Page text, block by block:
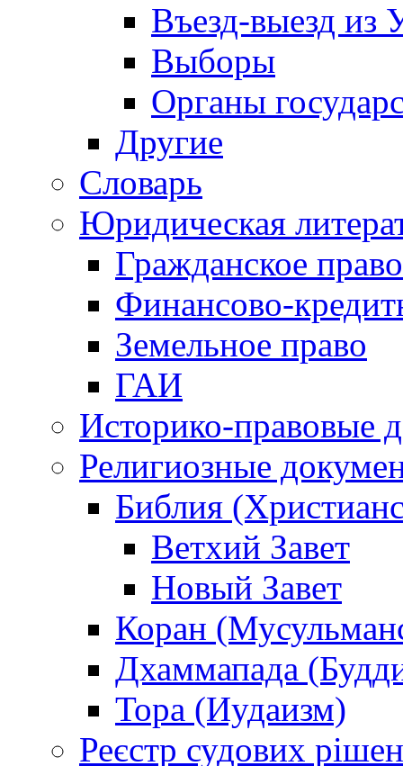
Въезд-выезд из
Выборы
Органы
Другие
Словарь
Юридическая
Гражданское право
Финансово-
Земельное право
ГАИ
Историко-правовые
Религиозные
Библия
Ветхий Завет
Новый Завет
Коран
Дхаммапада
Тора (Иудаизм)
Реєстр судових